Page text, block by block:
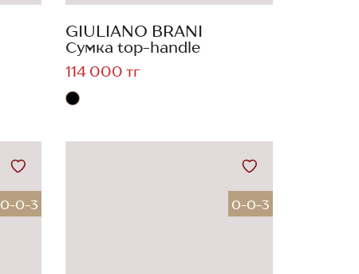
GIULIANO BRANI
Сумка top-handle
114 000 тг
0-0-3 0-0-3